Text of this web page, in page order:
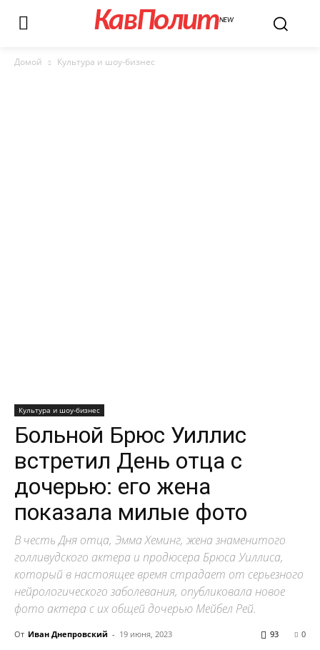
КавПолитNEW
Домой Культура и шоу-бизнес
Культура и шоу-бизнес
Больной Брюс Уиллис
встретил День отца с
дочерью: его жена
показала милые фото
В честь Дня отца, Эмма Хеминг, жена знаменитого
голливудского актера и продюсера Брюса Уиллиса,
который в настоящее время страдает от серьезного
нейрологического заболевания, опубликовала новое
фото актера с их общей дочерью Мейбел Рей.
От Иван Днепровский - 19 июня, 2023 0
93